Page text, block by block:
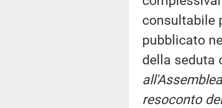
consultabile
pubblicato
della seduta
resoconto